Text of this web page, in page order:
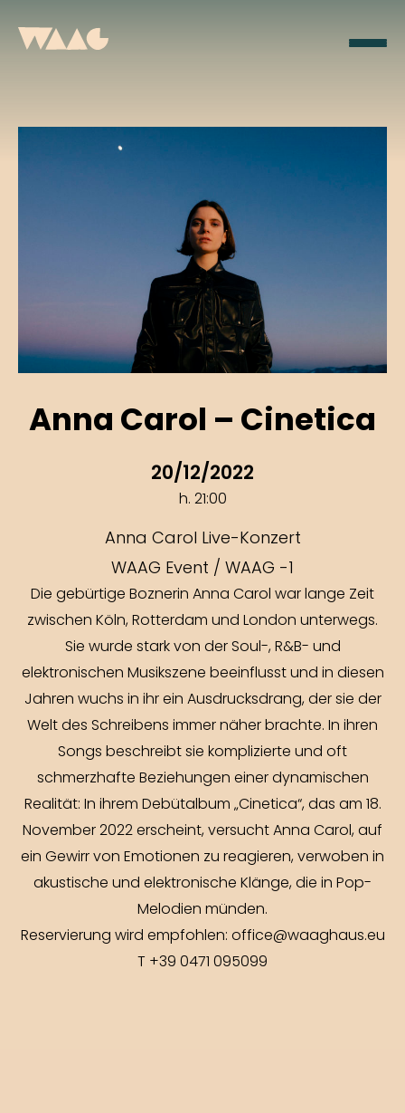
Anna Carol – Cinetica
20/12/2022
h. 21:00
Anna Carol Live-Konzert
WAAG Event / WAAG -1
Die gebürtige Boznerin Anna Carol war lange Zeit
zwischen Köln, Rotterdam und London unterwegs.
Sie wurde stark von der Soul-, R&B- und
elektronischen Musikszene beeinflusst und in diesen
Jahren wuchs in ihr ein Ausdrucksdrang, der sie der
Welt des Schreibens immer näher brachte. In ihren
Songs beschreibt sie komplizierte und oft
schmerzhafte Beziehungen einer dynamischen
Realität: In ihrem Debütalbum „Cinetica“, das am 18.
November 2022 erscheint, versucht Anna Carol, auf
ein Gewirr von Emotionen zu reagieren, verwoben in
akustische und elektronische Klänge, die in Pop-
Melodien münden.
Reservierung wird empfohlen: office@waaghaus.eu
T +39 0471 095099